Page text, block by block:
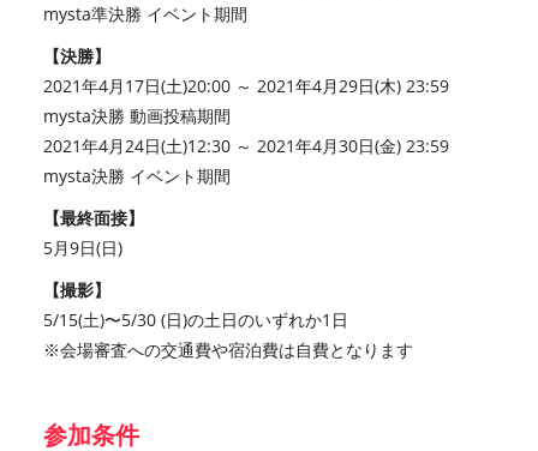
mysta準決勝 イベント期間
【決勝】
2021年4月17日(土)20:00 ～ 2021年4月29日(木) 23:59
mysta決勝 動画投稿期間
2021年4月24日(土)12:30 ～ 2021年4月30日(金) 23:59
mysta決勝 イベント期間
【最終面接】
5月9日(日)
【撮影】
5/15(土)〜5/30 (日)の土日のいずれか1日
※会場審査への交通費や宿泊費は自費となります
参加条件